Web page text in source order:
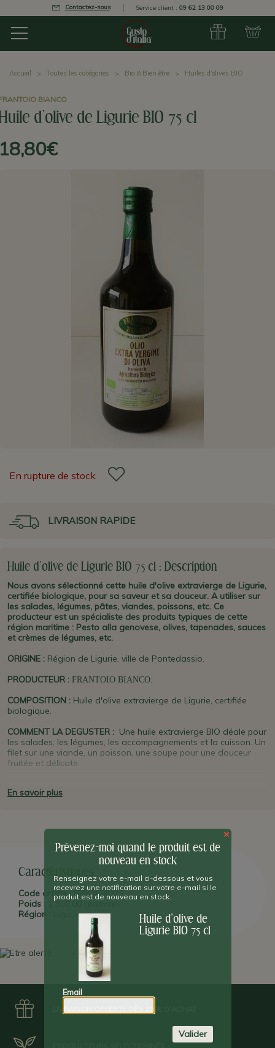
Contactez-nous Service client : 09 62 13 00 09
Accueil Toutes les catégories Bio & Bien être Huiles d'olives BIO
BIANCO
d'olive de Ligurie BIO 75 cl
En rupture de stock
LIVRAISON RAPIDE
Huile d'olive de Ligurie BIO 75 cl : Description
Nous avons sélectionné cette huile d'olive extravierge de Ligurie,
certifiée biologique, pour sa saveur et sa douceur. A utiliser sur
les salades, légumes, pâtes, viandes, poissons, etc. Ce
producteur est un spécialiste des produits typiques de cette
région maritime : Pesto alla genovese, olives, tapenades, sauces
et crèmes de légumes, etc.
ORIGINE : Région de Ligurie, ville de Pontedassio.
PRODUCTEUR : FRANTOIO BIANCO.
COMPOSITION : Huile d'olive extravierge de Ligurie, certifiée
biologique.
COMMENT LA DEGUSTER : Une huile extravierge BIO déale pour
les salades, les légumes, les accompagnements et la cuisson. Un
filet sur une viande, un poisson, une soupe pour une douceur
fruitée et délicate.
la région d'Imperia
Les labels de ce produit
En savoir plus
Caractéristiques
Code article : FRBOLBIO75
Poids :
1 300,00 grammes
Région :
Ligurie
×
Prévenez-moi quand le produit est de
nouveau en stock
Renseignez votre e-mail ci-dessous et vous
recevrez une notification sur votre e-mail si le
produit est de nouveau en stock.
Huile d'olive de
Ligurie BIO 75 cl
Email
Valider